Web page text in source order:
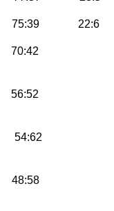
22:6
70:42
56:52
54:62
48:58